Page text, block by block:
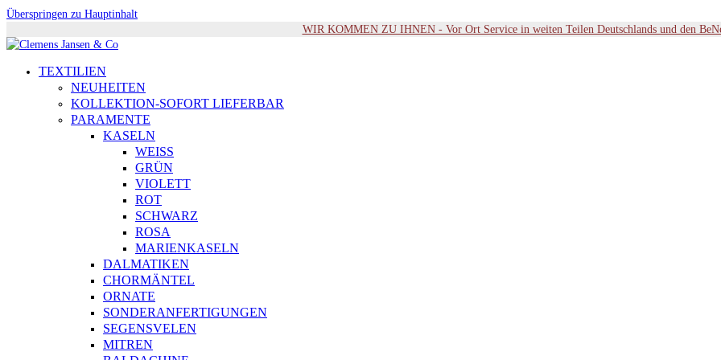
Überspringen zu Hauptinhalt
WIR KOMMEN ZU IHNEN - Vor Ort Service in weiten Teilen Deutschlands und den
TEXTILIEN
NEUHEITEN
KOLLEKTION-SOFORT LIEFERBAR
PARAMENTE
KASELN
WEISS
GRÜN
VIOLETT
ROT
SCHWARZ
ROSA
MARIENKASELN
DALMATIKEN
CHORMÄNTEL
ORNATE
SONDERANFERTIGUNGEN
SEGENSVELEN
MITREN